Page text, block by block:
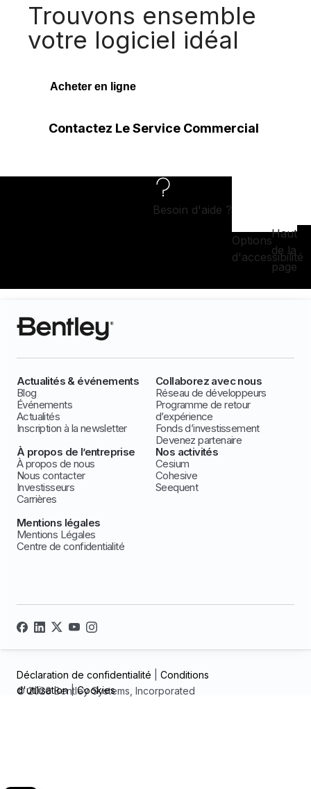
Trouvons ensemble
votre logiciel idéal
Acheter en ligne
Contactez Le Service Commercial
Besoin d'aide ?
Options
d'accessibilité
Haut
de la
page
Actualités & événements
Blog
Événements
Actualités
Inscription à la newsletter
Collaborez avec nous
Réseau de développeurs
Programme de retour
d’expérience
Fonds d’investissement
Devenez partenaire
À propos de l’entreprise
À propos de nous
Nous contacter
Investisseurs
Carrières
Nos activités
Cesium
Cohesive
Seequent
Mentions légales
Mentions Légales
Centre de confidentialité
© 2026 Bentley Systems, Incorporated
Déclaration de confidentialité
Conditions
d'utilisation|Cookies